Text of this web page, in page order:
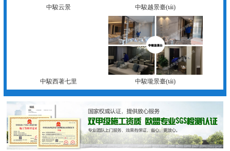
中駿云景 中駿越景臺(tái)
中駿西著七里 中駿瓏景臺(tái)